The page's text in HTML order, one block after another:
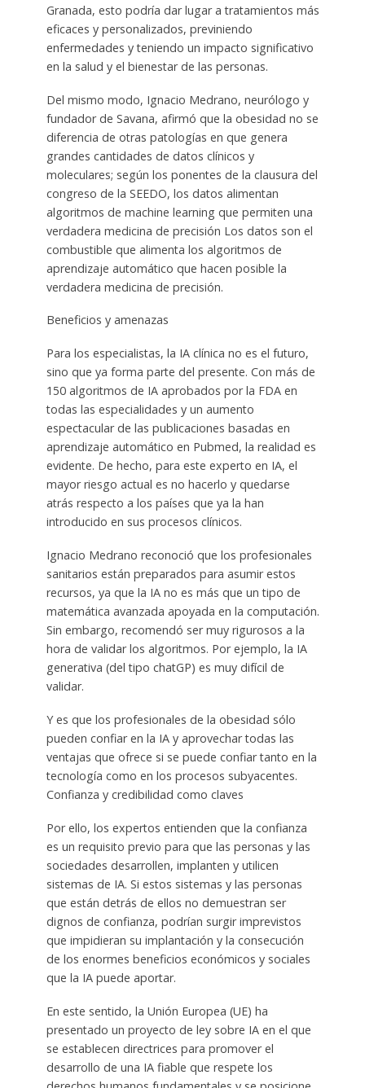
Granada, esto podría dar lugar a tratamientos más
eficaces y personalizados, previniendo
enfermedades y teniendo un impacto significativo
en la salud y el bienestar de las personas.
Del mismo modo, Ignacio Medrano, neurólogo y
fundador de Savana, afirmó que la obesidad no se
diferencia de otras patologías en que genera
grandes cantidades de datos clínicos y
moleculares; según los ponentes de la clausura del
congreso de la SEEDO, los datos alimentan
algoritmos de machine learning que permiten una
verdadera medicina de precisión Los datos son el
combustible que alimenta los algoritmos de
aprendizaje automático que hacen posible la
verdadera medicina de precisión.
Beneficios y amenazas
Para los especialistas, la IA clínica no es el futuro,
sino que ya forma parte del presente. Con más de
150 algoritmos de IA aprobados por la FDA en
todas las especialidades y un aumento
espectacular de las publicaciones basadas en
aprendizaje automático en Pubmed, la realidad es
evidente. De hecho, para este experto en IA, el
mayor riesgo actual es no hacerlo y quedarse
atrás respecto a los países que ya la han
introducido en sus procesos clínicos.
Ignacio Medrano reconoció que los profesionales
sanitarios están preparados para asumir estos
recursos, ya que la IA no es más que un tipo de
matemática avanzada apoyada en la computación.
Sin embargo, recomendó ser muy rigurosos a la
hora de validar los algoritmos. Por ejemplo, la IA
generativa (del tipo chatGP) es muy difícil de
validar.
Y es que los profesionales de la obesidad sólo
pueden confiar en la IA y aprovechar todas las
ventajas que ofrece si se puede confiar tanto en la
tecnología como en los procesos subyacentes.
Confianza y credibilidad como claves
Por ello, los expertos entienden que la confianza
es un requisito previo para que las personas y las
sociedades desarrollen, implanten y utilicen
sistemas de IA. Si estos sistemas y las personas
que están detrás de ellos no demuestran ser
dignos de confianza, podrían surgir imprevistos
que impidieran su implantación y la consecución
de los enormes beneficios económicos y sociales
que la IA puede aportar.
En este sentido, la Unión Europea (UE) ha
presentado un proyecto de ley sobre IA en el que
se establecen directrices para promover el
desarrollo de una IA fiable que respete los